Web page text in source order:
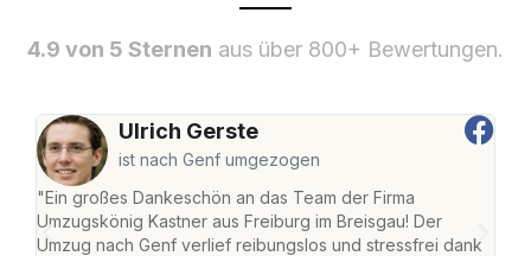
4.9 von 5 Sternen aus über 800+ Bewertungen.
Ulrich Gerste
ist nach Genf umgezogen
"Ein großes Dankeschön an das Team der Firma
Umzugskönig Kastner aus Freiburg im Breisgau! Der
Umzug nach Genf verlief reibungslos und stressfrei dank